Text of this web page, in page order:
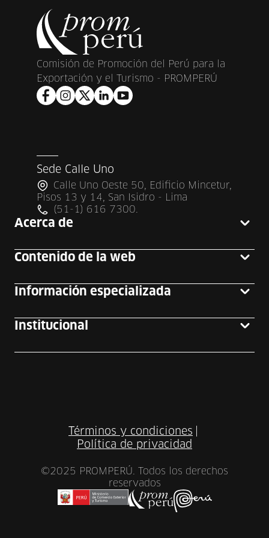
Comisión de Promoción del Perú para la
Exportación y el Turismo - PROMPERÚ
Sede Calle Uno
Calle Uno Oeste 50, Edificio Mincetur,
Pisos 13 y 14, San Isidro - Lima
(51-1) 616 7300.
Acerca de
Contenido de la web
Información especializada
Institucional
Términos y condiciones
Política de privacidad
©2025 PROMPERÚ. Todos los derechos
reservados